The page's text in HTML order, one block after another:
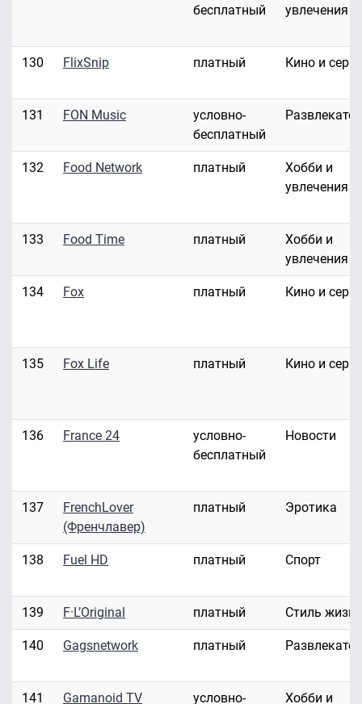
бесплатный
увлечения
130 FlixSnip платный Кино и
131 FON Music
условно-
бесплатный
132 Food Network платный
Хобби и
увлечения
133 Food Time платный
Хобби и
увлечения
134 Fox платный Кино и
135 Fox Life платный Кино и
136 France 24
условно-
бесплатный
Новости
137
FrenchLover
(Френчлавер)
платный Эротика
138 Fuel HD платный Спорт
139 F·L’Original платный Стиль жизни
140 Gagsnetwork платный
141 Gamanoid TV
условно-
Хобби и